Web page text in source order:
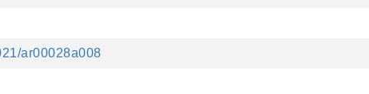
ar00028a008